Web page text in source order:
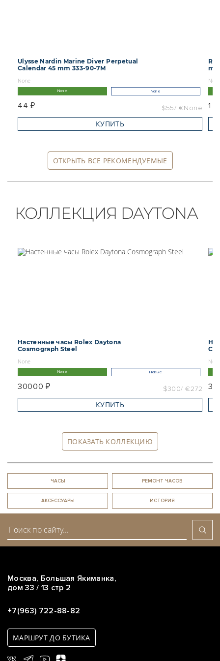
Ulysse Nardin Marine Diver Perpetual
Calendar 45 mm 333-90-7M
None
None None
44 ₽ $55 €None
КУПИТЬ
1 ₽
ОТКРЫТЬ ВСЕ РЕКОМЕНДУЕМЫЕ
КОЛЛЕКЦИЯ DAYTONA
Настенные часы Rolex Daytona
Cosmograph Steel
None
None Новые
30000 ₽ $300 €272
КУПИТЬ
ПОКАЗАТЬ КОЛЛЕКЦИЮ
ЧАСЫ РЕМОНТ ЧАСОВ
АКСЕССУАРЫ ИСТОРИЯ
Москва, Большая Якиманка,
дом 33 / 13 стр 2
+7(963) 722-88-82
МАРШРУТ ДО БУТИКА